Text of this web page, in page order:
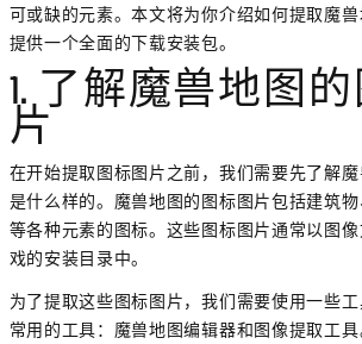
可或缺的元素。本文将为你介绍如何提取魔
提供一个全面的下载安装包。
1. 了解魔兽地图
片
在开始提取图标图片之前，我们需要先了解
是什么样的。魔兽地图的图标图片包括建筑
等各种元素的图标。这些图标图片通常以图
戏的安装目录中。
为了提取这些图标图片，我们需要使用一些
常用的工具：魔兽地图编辑器和图像提取工具